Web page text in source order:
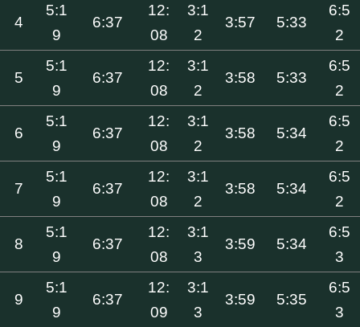
4
5:1
9
6:37
12:
08
3:1
2
3:57 5:33
6:5
2
5
5:1
9
6:37
12:
08
3:1
2
3:58 5:33
6:5
2
6
5:1
9
6:37
12:
08
3:1
2
3:58 5:34
6:5
2
7
5:1
9
6:37
12:
08
3:1
2
3:58 5:34
6:5
2
8
5:1
9
6:37
12:
08
3:1
3
3:59 5:34
6:5
3
9
5:1
9
6:37
12:
09
3:1
3
3:59 5:35
6:5
3